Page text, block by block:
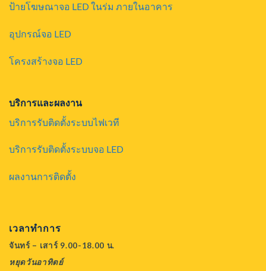
ป้ายโฆษณาจอ LED ในร่ม ภายในอาคาร
อุปกรณ์จอ LED
โครงสร้างจอ LED
บริการและผลงาน
บริการรับติดตั้งระบบไฟเวที
บริการรับติดตั้งระบบจอ LED
ผลงานการติดตั้ง
เวลาทำการ
จันทร์ – เสาร์ 9.00-18.00 น.
หยุดวันอาทิตย์